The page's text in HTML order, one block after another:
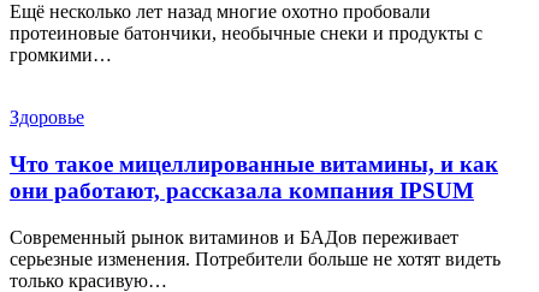
Ещё несколько лет назад многие охотно пробовали
протеиновые батончики, необычные снеки и продукты с
громкими…
Здоровье
Что такое мицеллированные витамины, и как
они работают, рассказала компания IPSUM
Современный рынок витаминов и БАДов переживает
серьезные изменения. Потребители больше не хотят видеть
только красивую…